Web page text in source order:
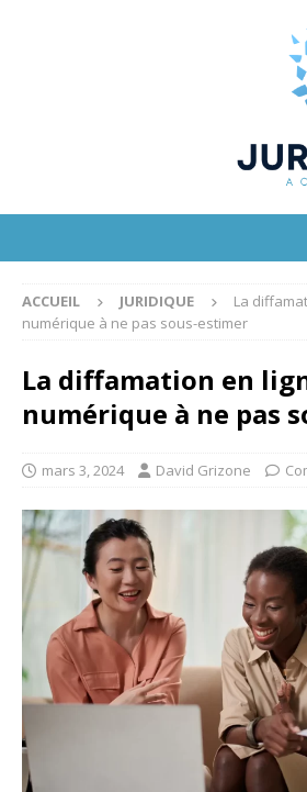
ACCUEIL JURIDIQUE
La
numérique à ne pas sous-estimer
La diffamation en
numérique à ne pas
mars 3, 2024 David Grizone